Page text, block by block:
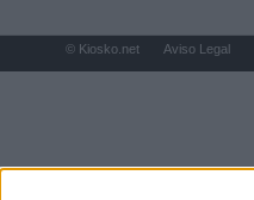
© Kiosko.net Aviso Legal